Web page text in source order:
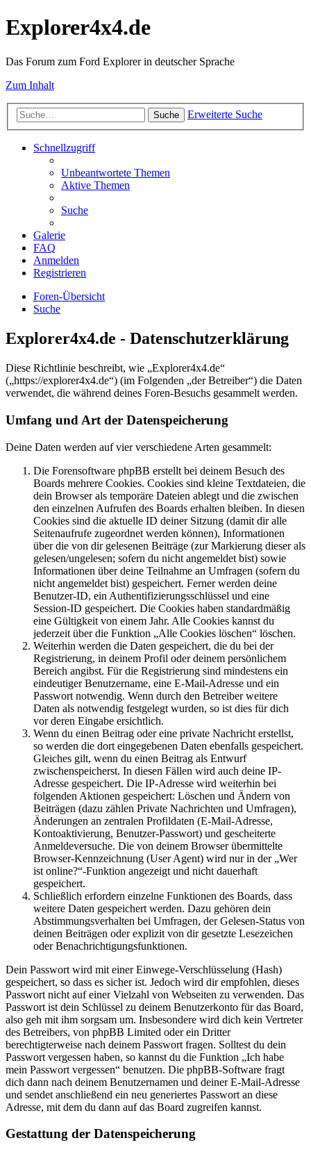
Explorer4x4.de
Das Forum zum Ford Explorer in deutscher Sprache
Zum Inhalt
Suche Erweiterte Suche
Schnellzugriff
Unbeantwortete Themen
Aktive Themen
Suche
Galerie
FAQ
Anmelden
Registrieren
Foren-Übersicht
Suche
Explorer4x4.de - Datenschutzerklärung
Diese Richtlinie beschreibt, wie „Explorer4x4.de“
(„https://explorer4x4.de“) (im Folgenden „der Betreiber“) die Daten
verwendet, die während deines Foren-Besuchs gesammelt werden.
Umfang und Art der Datenspeicherung
Deine Daten werden auf vier verschiedene Arten gesammelt:
Die Forensoftware phpBB erstellt bei deinem Besuch des
Boards mehrere Cookies. Cookies sind kleine Textdateien, die
dein Browser als temporäre Dateien ablegt und die zwischen
den einzelnen Aufrufen des Boards erhalten bleiben. In diesen
Cookies sind die aktuelle ID deiner Sitzung (damit dir alle
Seitenaufrufe zugeordnet werden können), Informationen
über die von dir gelesenen Beiträge (zur Markierung dieser als
gelesen/ungelesen; sofern du nicht angemeldet bist) sowie
Informationen über deine Teilnahme an Umfragen (sofern du
nicht angemeldet bist) gespeichert. Ferner werden deine
Benutzer-ID, ein Authentifizierungsschlüssel und eine
Session-ID gespeichert. Die Cookies haben standardmäßig
eine Gültigkeit von einem Jahr. Alle Cookies kannst du
jederzeit über die Funktion „Alle Cookies löschen“ löschen.
Weiterhin werden die Daten gespeichert, die du bei der
Registrierung, in deinem Profil oder deinem persönlichem
Bereich angibst. Für die Registrierung sind mindestens ein
eindeutiger Benutzername, eine E-Mail-Adresse und ein
Passwort notwendig. Wenn durch den Betreiber weitere
Daten als notwendig festgelegt wurden, so ist dies für dich
vor deren Eingabe ersichtlich.
Wenn du einen Beitrag oder eine private Nachricht erstellst,
so werden die dort eingegebenen Daten ebenfalls gespeichert.
Gleiches gilt, wenn du einen Beitrag als Entwurf
zwischenspeicherst. In diesen Fällen wird auch deine IP-
Adresse gespeichert. Die IP-Adresse wird weiterhin bei
folgenden Aktionen gespeichert: Löschen und Ändern von
Beiträgen (dazu zählen Private Nachrichten und Umfragen),
Änderungen an zentralen Profildaten (E-Mail-Adresse,
Kontoaktivierung, Benutzer-Passwort) und gescheiterte
Anmeldeversuche. Die von deinem Browser übermittelte
Browser-Kennzeichnung (User Agent) wird nur in der „Wer
ist online?“-Funktion angezeigt und nicht dauerhaft
gespeichert.
Schließlich erfordern einzelne Funktionen des Boards, dass
weitere Daten gespeichert werden. Dazu gehören dein
Abstimmungsverhalten bei Umfragen, der Gelesen-Status von
deinen Beiträgen oder explizit von dir gesetzte Lesezeichen
oder Benachrichtigungsfunktionen.
Dein Passwort wird mit einer Einwege-Verschlüsselung (Hash)
gespeichert, so dass es sicher ist. Jedoch wird dir empfohlen, dieses
Passwort nicht auf einer Vielzahl von Webseiten zu verwenden. Das
Passwort ist dein Schlüssel zu deinem Benutzerkonto für das Board,
also geh mit ihm sorgsam um. Insbesondere wird dich kein Vertreter
des Betreibers, von phpBB Limited oder ein Dritter
berechtigterweise nach deinem Passwort fragen. Solltest du dein
Passwort vergessen haben, so kannst du die Funktion „Ich habe
mein Passwort vergessen“ benutzen. Die phpBB-Software fragt
dich dann nach deinem Benutzernamen und deiner E-Mail-Adresse
und sendet anschließend ein neu generiertes Passwort an diese
Adresse, mit dem du dann auf das Board zugreifen kannst.
Gestattung der Datenspeicherung